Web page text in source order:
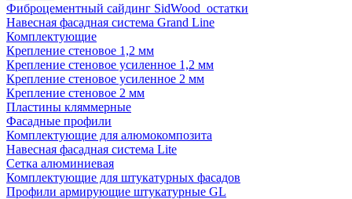
Фиброцементный сайдинг SidWood_остатки
Навесная фасадная система Grand Line
Комплектующие
Крепление стеновое 1,2 мм
Крепление стеновое усиленное 1,2 мм
Крепление стеновое усиленное 2 мм
Крепление стеновое 2 мм
Пластины кляммерные
Фасадные профили
Комплектующие для алюмокомпозита
Навесная фасадная система Lite
Сетка алюминиевая
Комплектующие для штукатурных фасадов
Профили армирующие штукатурные GL